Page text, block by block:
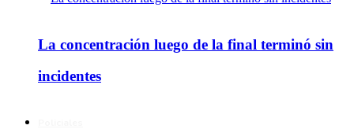
La concentración luego de la final terminó sin
incidentes